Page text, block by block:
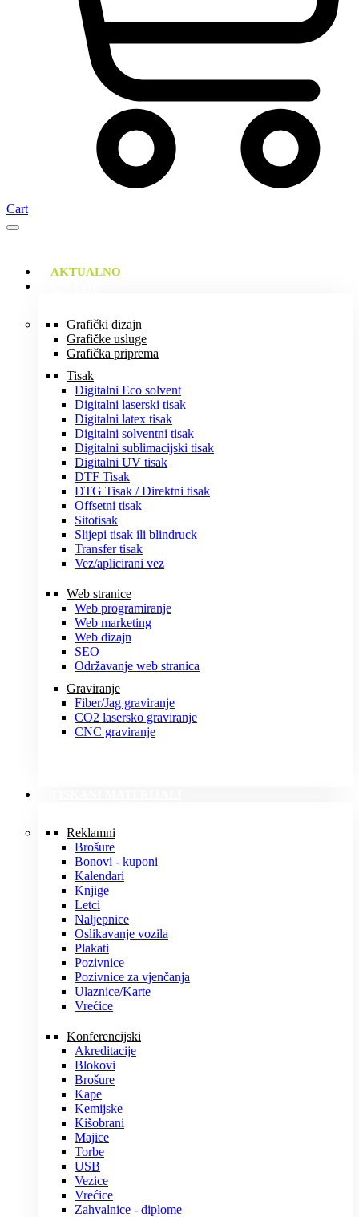
Cart
AKTUALNO
Grafički dizajn
Grafičke usluge
Grafička priprema
Tisak
Digitalni Eco solvent
Digitalni laserski tisak
Digitalni latex tisak
Digitalni solventni tisak
Digitalni sublimacijski tisak
Digitalni UV tisak
DTF Tisak
DTG Tisak / Direktni tisak
Offsetni tisak
Sitotisak
Slijepi tisak ili blindruck
Transfer tisak
Vez/aplicirani vez
Web stranice
Web programiranje
Web marketing
Web dizajn
SEO
Održavanje web stranica
Graviranje
Fiber/Jag graviranje
CO2 lasersko graviranje
CNC graviranje
Reklamni
Brošure
Bonovi - kuponi
Kalendari
Knjige
Letci
Naljepnice
Oslikavanje vozila
Plakati
Pozivnice
Pozivnice za vjenčanja
Ulaznice/Karte
Vrećice
Konferencijski
Akreditacije
Blokovi
Brošure
Kape
Kemijske
Kišobrani
Majice
Torbe
USB
Vezice
Vrećice
Zahvalnice - diplome